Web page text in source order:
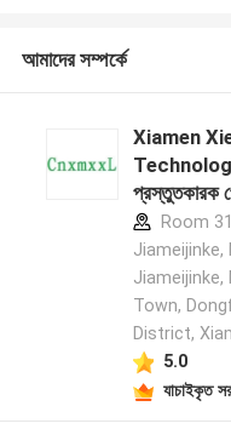
আমাদের সম্পর্কে
Xiamen
Technology
প্রস্তুতকারক
Room
Jiameijinke,
Jiameijinke,
Town,
District,
5.0
যাচাইকৃত